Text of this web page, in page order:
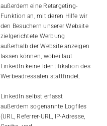
außerdem eine Retargeting-
Funktion an, mit deren Hilfe wir
den Besuchern unserer Website
zielgerichtete Werbung
außerhalb der Website anzeigen
lassen können, wobei laut
LinkedIn keine Identifikation des
Werbeadressaten stattfindet.
LinkedIn selbst erfasst
außerdem sogenannte Logfiles
(URL, Referrer-URL, IP-Adresse,